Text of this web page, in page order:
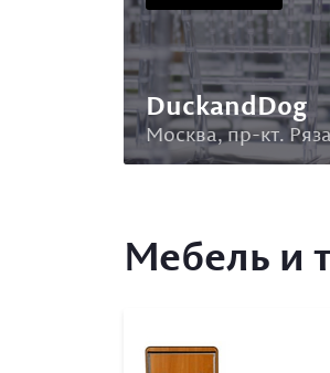
DuckandDog
Москва, пр-кт.
Мебель и